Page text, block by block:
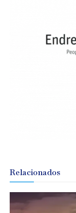
Relacionados